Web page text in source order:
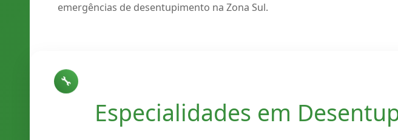
emergências de desentupimento na Zona Sul.
🔧
Especialidades em